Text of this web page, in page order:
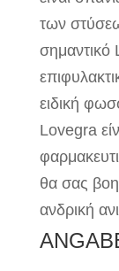
των
σημαντικό
ειδική
Lovegra
θα σας
ανδρική